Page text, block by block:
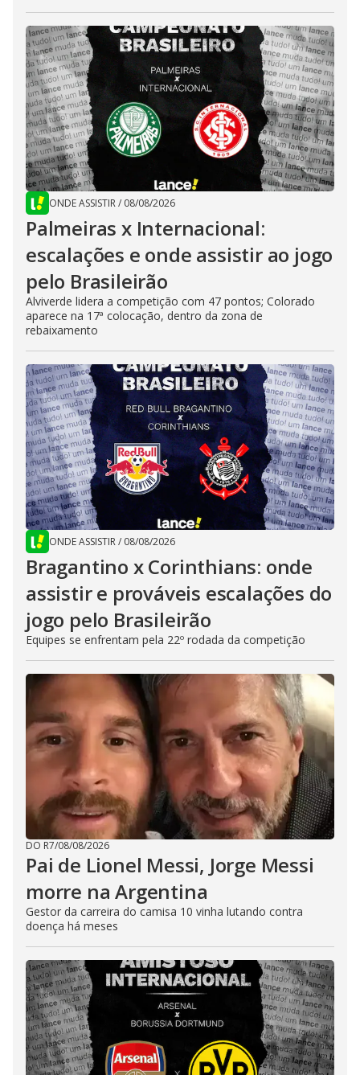
ONDE ASSISTIR/ 08/08/2026
Palmeiras x Internacional:
escalações e onde assistir ao jogo
pelo Brasileirão
Alviverde lidera a competição com 47 pontos; Colorado
aparece na 17ª colocação, dentro da zona de
rebaixamento
ONDE ASSISTIR/ 08/08/2026
Bragantino x Corinthians: onde
assistir e prováveis escalações do
jogo pelo Brasileirão
Equipes se enfrentam pela 22º rodada da competição
DO R7/08/08/2026
Pai de Lionel Messi, Jorge Messi
morre na Argentina
Gestor da carreira do camisa 10 vinha lutando contra
doença há meses